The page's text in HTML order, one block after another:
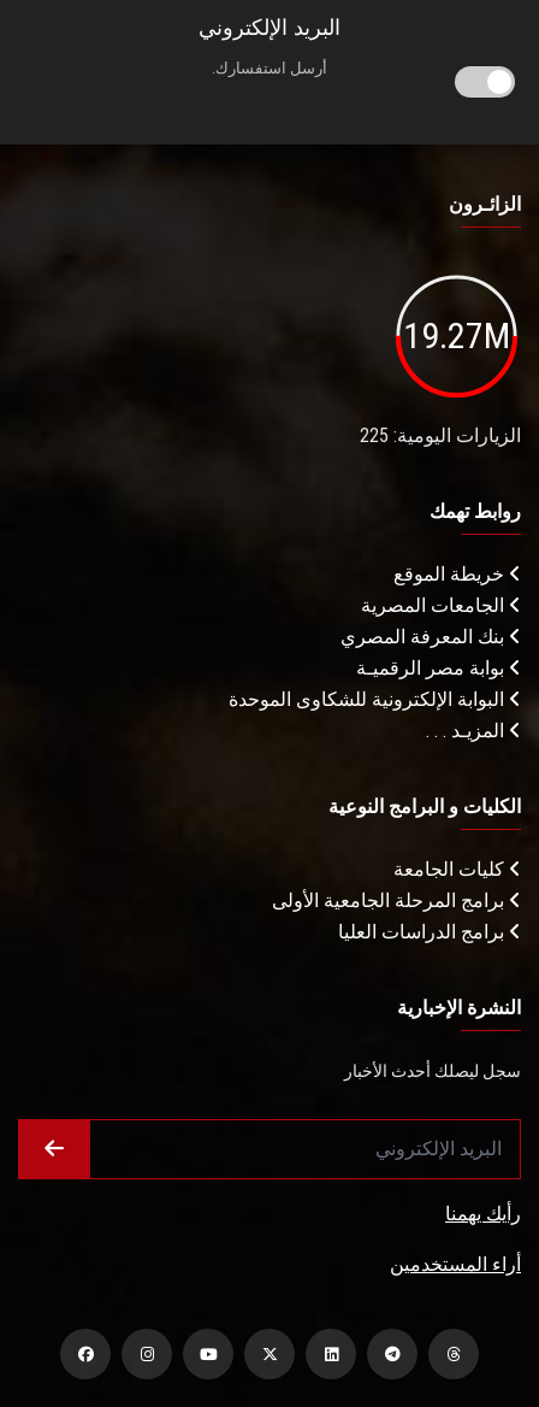
البريد الإلكتروني
أرسل استفسارك.
الزائـرون
19.27M
الزيارات اليومية: 225
روابط تهمك
خريطة الموقع
الجامعات المصرية
بنك المعرفة المصري
بوابة مصر الرقميـة
البوابة الإلكترونية للشكاوى الموحدة
المزيـد . . .
الكليات و البرامج النوعية
كليات الجامعة
برامج المرحلة الجامعية الأولى
برامج الدراسات العليا
النشرة الإخبارية
سجل ليصلك أحدث الأخبار
رأيك يهمنا
أراء المستخدمين